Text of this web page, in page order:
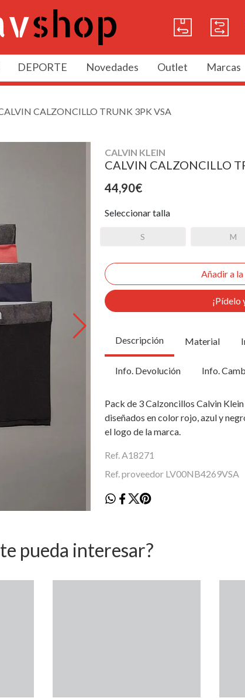
DEPORTE Novedades Outlet Marcas
CALZONCILLO TRUNK 3PK VSA
CALVIN KLEIN
CALVIN CALZONCILLO
44,90€
Seleccionar talla
S M
¡Pídelo
Descripción Material
Info. Devolución Info.
Pack de 3 Calzoncillos Calvin
diseñados en color rojo, azul y
el logo de la marca.
Ref. A18271
Ref. proveedor LV00NB4269VSA
pueda interesar?